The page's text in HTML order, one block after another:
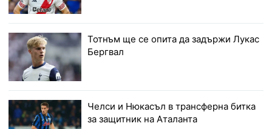
Тотнъм ще се опита да задържи Лукас
Бергвал
Челси и Нюкасъл в трансферна битка
за защитник на Аталанта